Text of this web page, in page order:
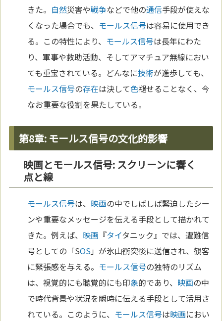
きた。 自然災害や戦争などで他の通信手段が使えな
くなった場合でも、 モールス信号は容易に使用でき
る。この特性により、 モールス信号は長年にわた
り、軍事や救助活動、そしてアマチュア無線におい
ても重宝されている。どんなに技術が進歩しても、
モールス信号の存在は決して色褪せることなく、今
なお重要な役割を果たしている。
第8章: モールス信号の文化的影響
映画とモールス信号: スクリーンに響く
点と線
モールス信号は、 映画の中でしばしば緊迫したシー
ンや重要なメッセージを伝える手段として描かれて
きた。例えば、 映画 『タイタニック』では、遭難信
号としての「SOS」が氷山衝突後に送信され、観客
に緊張感を与える。 モールス信号の独特のリズム
は、視覚的にも聴覚的にも印象的であり、 映画の中
で時代背景や状況を瞬時に伝える手段として活用さ
れている。このように、 モールス信号は映画におい